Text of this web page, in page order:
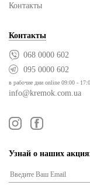
Контакты
Контакты
068 0000 602
095 0000 602
в рабочие дни online 09:00 -
info@kremok.com.ua
Узнай о наших